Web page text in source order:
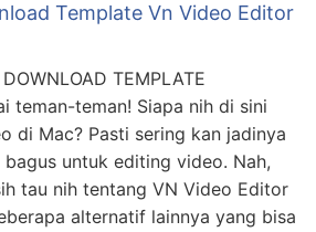
Template Vn Video Editor
TEMPLATE
teman-teman! Siapa nih di sini
di Mac? Pasti sering kan jadinya
untuk editing video. Nah,
tau nih tentang VN Video Editor
alternatif lainnya yang bisa